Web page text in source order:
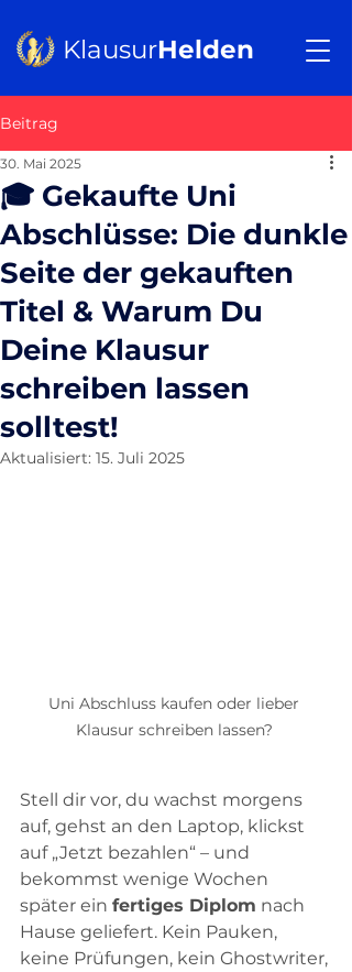
KlausurHelden
Beitrag
🎓 Gekaufte Uni
Abschlüsse: Die dunkle
Seite der gekauften
Titel & Warum Du
Deine Klausur
schreiben lassen
solltest!
30. Mai 2025
Aktualisiert: 15. Juli 2025
Uni Abschluss kaufen oder lieber
Klausur schreiben lassen?
Stell dir vor, du wachst morgens
auf, gehst an den Laptop, klickst
auf „Jetzt bezahlen“ – und
bekommst wenige Wochen
später ein fertiges Diplom nach
Hause geliefert. Kein Pauken,
keine Prüfungen, kein Ghostwriter,